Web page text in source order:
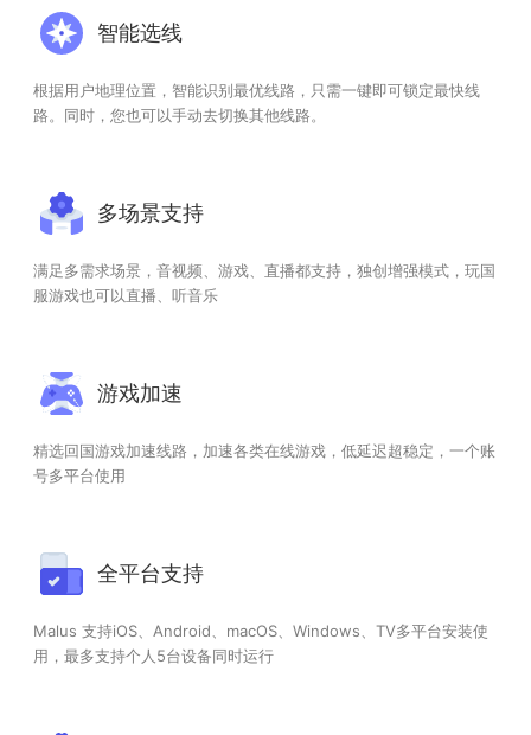
智能选线
根据用户地理位置，智能识别最优线路，只需一键即可锁定最快线
路。同时，您也可以手动去切换其他线路。
多场景支持
满足多需求场景，音视频、游戏、直播都支持，独创增强模式，玩国
服游戏也可以直播、听音乐
游戏加速
精选回国游戏加速线路，加速各类在线游戏，低延迟超稳定，一个账
号多平台使用
全平台支持
Malus 支持iOS、Android、macOS、Windows、TV多平台安装使
用，最多支持个人5台设备同时运行